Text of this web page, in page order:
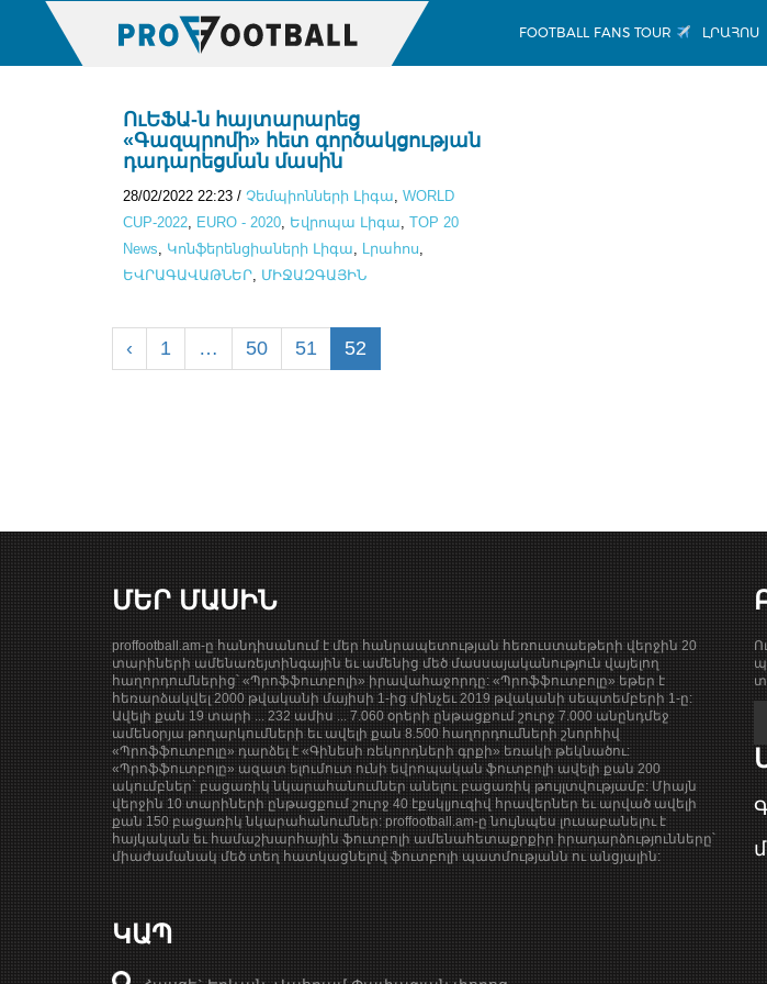
FOOTBALL FANS TOUR ԼՐԱՀՈՍ
ՈւԵՖԱ-ն հայտարարեց
«Գազպրոմի» հետ գործակցության
դադարեցման մասին
28/02/2022 22:23 / Չեմպիոնների Լիգա, WORLD
CUP-2022, EURO - 2020, Եվրոպա Լիգա, TOP 20
News, Կոնֆերենցիաների Լիգա, Lրահոս,
ԵՎՐԱԳԱՎԱԹՆԵՐ, ՄԻՋԱԶԳԱՅԻՆ
‹ 1 … 50 51 52
ՄԵՐ ՄԱՍԻՆ
proffootball.am-ը հանդիսանում է մեր հանրապետության հեռուստաեթերի վերջին 20
տարիների ամենառեյտինգային եւ ամենից մեծ մասսայականություն վայելող
հաղորդումներից՝ «Պրոֆֆուտբոլի» իրավահաջորդը: «Պրոֆֆուտբոլը» եթեր է
հեռարձակվել 2000 թվականի մայիսի 1-ից մինչեւ 2019 թվականի սեպտեմբերի 1-ը:
Ավելի քան 19 տարի ... 232 ամիս ... 7.060 օրերի ընթացքում շուրջ 7.000 անընդմեջ
ամենօրյա թողարկումների եւ ավելի քան 8.500 հաղորդումների շնորհիվ
«Պրոֆֆուտբոլը» դարձել է «Գինեսի ռեկորդների գրքի» եռակի թեկնածու:
«Պրոֆֆուտբոլը» ազատ ելումուտ ունի եվրոպական ֆուտբոլի ավելի քան 200
ակումբներ` բացառիկ նկարահանումներ անելու բացառիկ թույլտվությամբ: Միայն
վերջին 10 տարիների ընթացքում շուրջ 40 էքսկլյուզիվ հրավերներ եւ արված ավելի
քան 150 բացառիկ նկարահանումներ: proffootball.am-ը նույնպես լուսաբանելու է
հայկական եւ համաշխարհային ֆուտբոլի ամենահետաքրքիր իրադարձությունները՝
միաժամանակ մեծ տեղ հատկացնելով ֆուտբոլի պատմությանն ու անցյալին:
ԿԱՊ